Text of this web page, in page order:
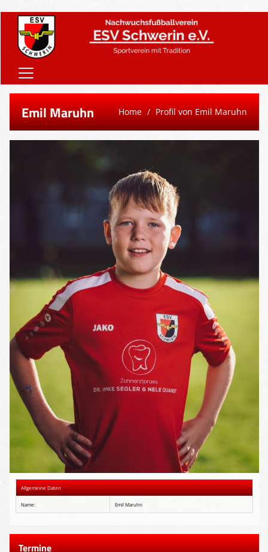
Home
Onlineshop
Presse-Archiv
Anmeldung
Emil Maruhn Home Profil von Emil Maruhn
Allgemeine Daten
Name: Emil Maruhn
Termine